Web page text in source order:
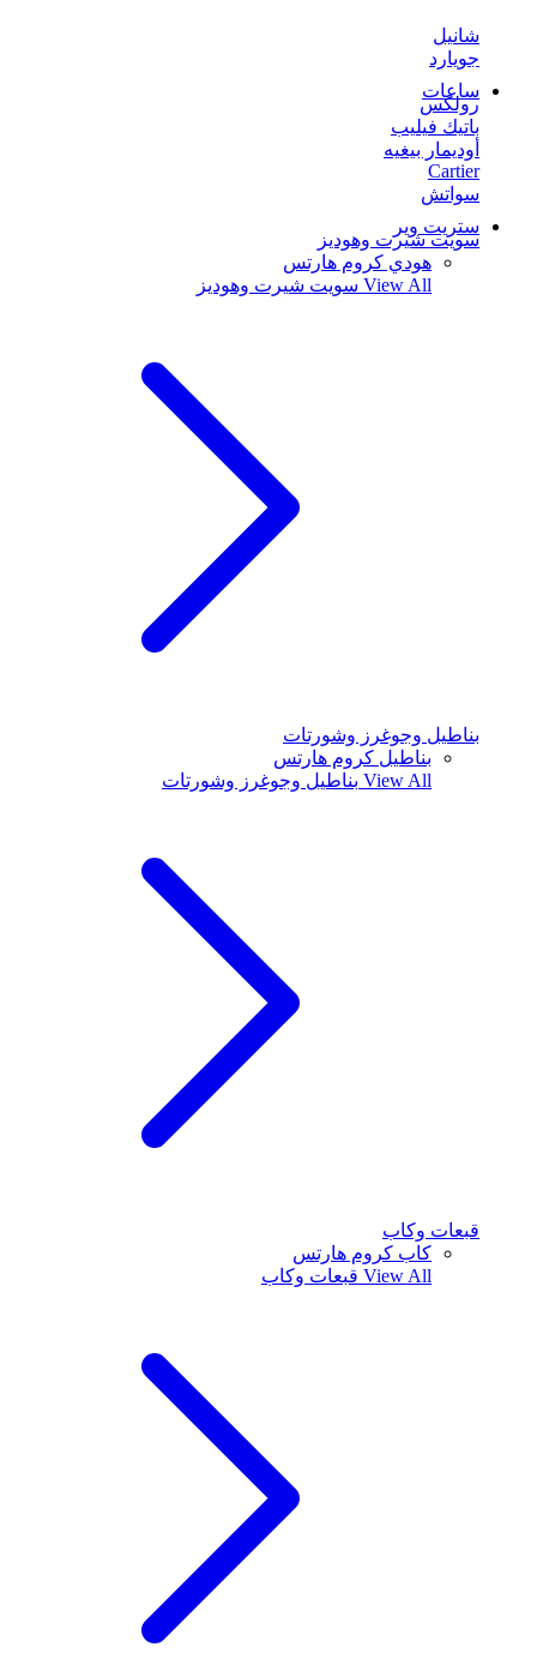
شانيل
جويارد
ساعات
رولكس
باتيك فيليب
أوديمار بيغيه
Cartier
سواتش
ستريت وير
سويت شيرت وهوديز
هودي كروم هارتس
View All سويت شيرت وهوديز
بناطيل وجوغرز وشورتات
بناطيل كروم هارتس
View All بناطيل وجوغرز وشورتات
قبعات وكاب
كاب كروم هارتس
View All قبعات وكاب